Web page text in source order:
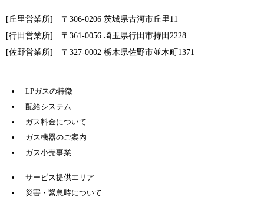
[丘里営業所] 〒306-0206 茨城県古河市丘里11
[行田営業所] 〒361-0056 埼玉県行田市持田2228
[佐野営業所] 〒327-0002 栃木県佐野市並木町1371
LPガスの特徴
配給システム
ガス料金について
ガス機器のご案内
ガス小売事業
サービス提供エリア
災害・緊急時について